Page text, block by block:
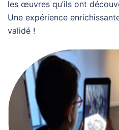
les œuvres qu’ils ont
Une expérience
validé !